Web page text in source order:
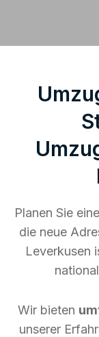
Planen Sie
die neue
Leverkusen
Wir bieten
unserer